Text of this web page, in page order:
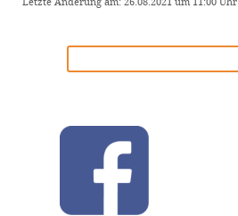
Suchen